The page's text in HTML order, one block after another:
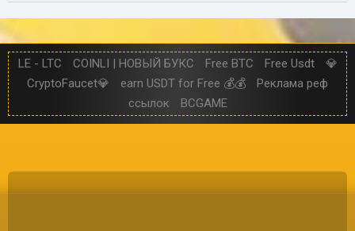
LE - LTC COINLI | НОВЫЙ БУКС Free BTC Free Usdt
💎
CryptoFaucet💎
earn USDT for Free 💰💰
Реклама реф
ссылок
BCGAME